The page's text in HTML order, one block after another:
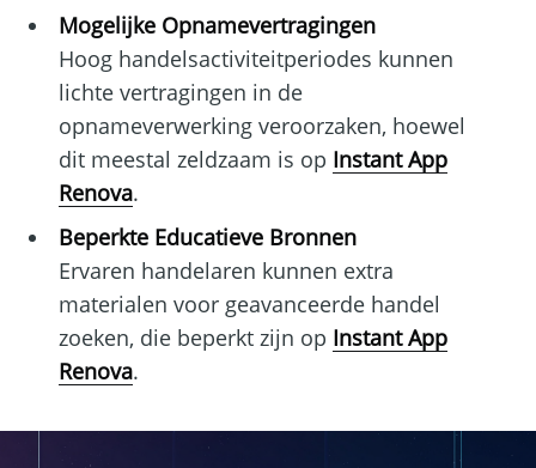
Mogelijke Opnamevertragingen
Hoog handelsactiviteitperiodes kunnen
lichte vertragingen in de
opnameverwerking veroorzaken, hoewel
dit meestal zeldzaam is op Instant App
Renova.
Beperkte Educatieve Bronnen
Ervaren handelaren kunnen extra
materialen voor geavanceerde handel
zoeken, die beperkt zijn op Instant App
Renova.